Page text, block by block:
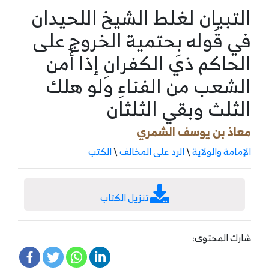
التبيان لغلط الشيخ اللحيدان
في قَوله بِحتمية الخروج على
الحاكم ذي الكفرانِ إذا أَمن
الشعب من الفناءِ ولو هلك
الثلث وبقي الثلثان
معاذ بن يوسف الشمري
الإمامة والولاية\الرد على المخالف\الكتب
تنزيل الكتاب
شارك المحتوى: